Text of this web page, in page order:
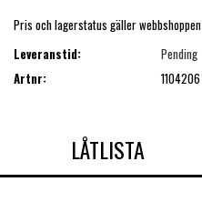
Pris och lagerstatus gäller webbshoppen
Leveranstid:
Pending
Artnr:
1104206
LÅTLISTA